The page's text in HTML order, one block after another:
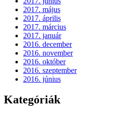
2017. május
2017. április
2017. március
2017. január
2016. december
2016. november
2016. október
2016. szeptember
2016. június
Kategóriák